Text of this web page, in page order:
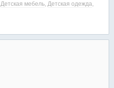
Детская мебель, Детская одежда,